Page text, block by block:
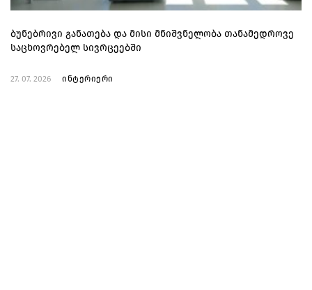
ბუნებრივი განათება და მისი მნიშვნელობა თანამედროვე
საცხოვრებელ სივრცეებში
27. 07. 2026 ინტერიერი